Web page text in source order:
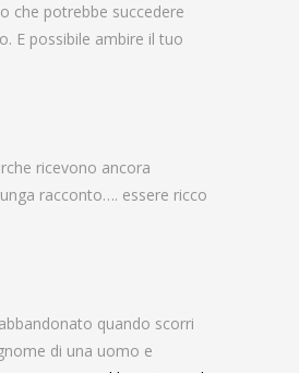
che potrebbe succedere
E possibile ambire il tuo
ricevono ancora
racconto…. essere ricco
quando scorri
di una uomo e
this
of
of cartoon emails?